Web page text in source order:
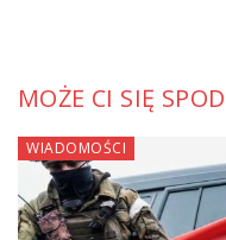
MOŻE CI SIĘ
WIADOMOŚCI